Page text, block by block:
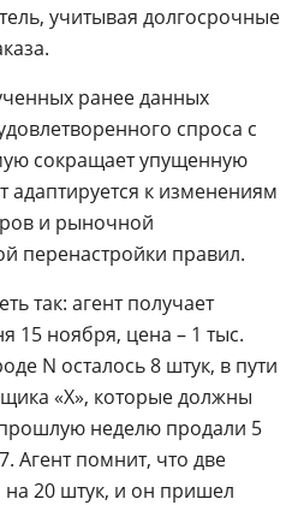
учитывая долгосрочные
ранее данных
спроса с
сокращает упущенную
адаптируется к изменениям
и рыночной
перенастройки правил.
так: агент получает
15 ноября, цена – 1 тыс.
N осталось 8 штук, в пути
«X», которые должны
неделю продали 5
Агент помнит, что две
на 20 штук, и он пришел